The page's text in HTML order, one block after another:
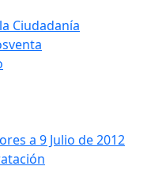
Ciudadanía
a 9 Julio de 2012